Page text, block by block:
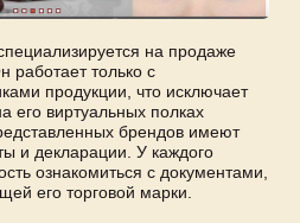
на продаже
работает только с
продукции, что исключает
его виртуальных полках
брендов имеют
и декларации. У каждого
ознакомиться с документами,
его торговой марки.